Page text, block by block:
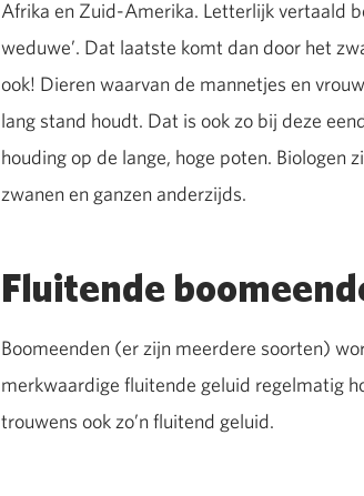
Afrika en Zuid-Amerika. Letterlijk vertaald
weduwe’. Dat laatste komt dan door het
ook! Dieren waarvan de mannetjes en
lang stand houdt. Dat is ook zo bij deze
houding op de lange, hoge poten. Biologen
zwanen en ganzen anderzijds.
Fluitende
Boomeenden (er zijn meerdere soorten)
merkwaardige fluitende geluid regelmatig
trouwens ook zo’n fluitend geluid.